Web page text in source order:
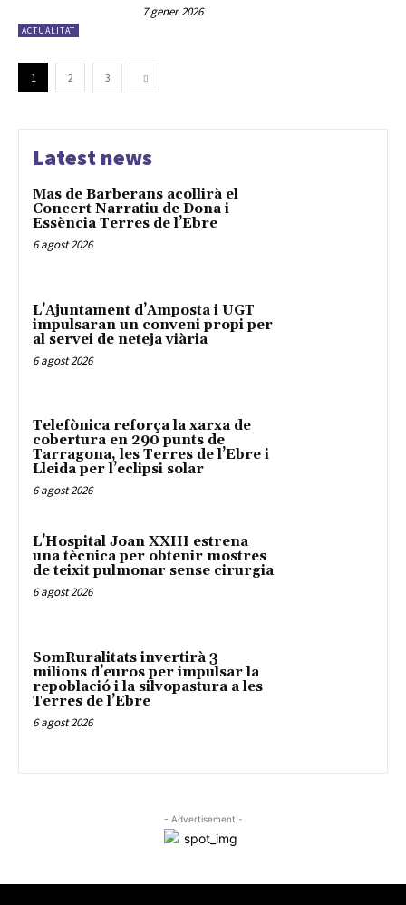
ACTUALITAT
7 gener 2026
1 2 3
Latest news
Mas de Barberans acollirà el
Concert Narratiu de Dona i
Essència Terres de l’Ebre
6 agost 2026
L’Ajuntament d’Amposta i UGT
impulsaran un conveni propi per
al servei de neteja viària
6 agost 2026
Telefònica reforça la xarxa de
cobertura en 290 punts de
Tarragona, les Terres de l’Ebre i
Lleida per l’eclipsi solar
6 agost 2026
L’Hospital Joan XXIII estrena
una tècnica per obtenir mostres
de teixit pulmonar sense cirurgia
6 agost 2026
SomRuralitats invertirà 3
milions d’euros per impulsar la
repoblació i la silvopastura a les
Terres de l’Ebre
6 agost 2026
- Advertisement -